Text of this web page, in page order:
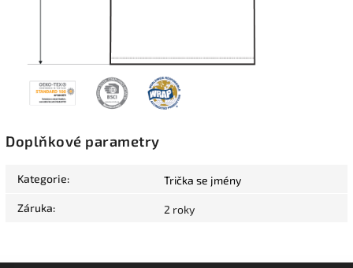
Doplňkové parametry
Kategorie: Trička se jmény
Záruka: 2 roky